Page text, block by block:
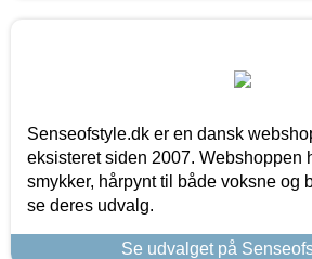
Senseofstyle.dk er en dansk
eksisteret siden 2007. Webshoppen
smykker, hårpynt til både voksne og
se deres udvalg.
Se udvalget på